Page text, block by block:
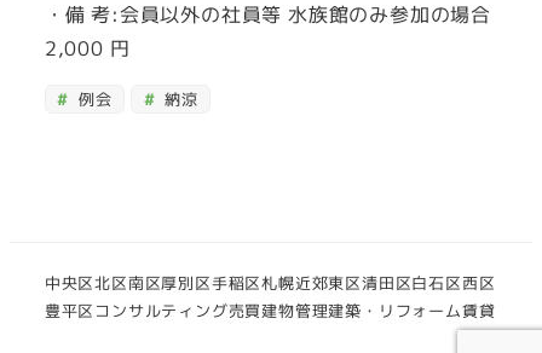
・備 考:会員以外の社員等 水族館のみ参加の場合
2,000 円
例会 納涼
中央区北区南区厚別区手稲区札幌近郊東区清田区白石区西区
豊平区 コンサルティング売買建物管理建築・リフォーム賃貸